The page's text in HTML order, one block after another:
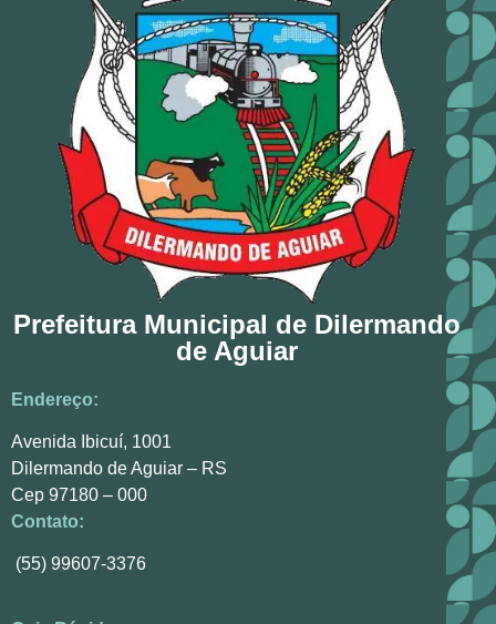
Prefeitura Municipal de Dilermando
de Aguiar
Endereço:
Avenida Ibicuí, 1001
Dilermando de Aguiar – RS
Cep 97180 – 000
Contato:
(55) 99607-3376